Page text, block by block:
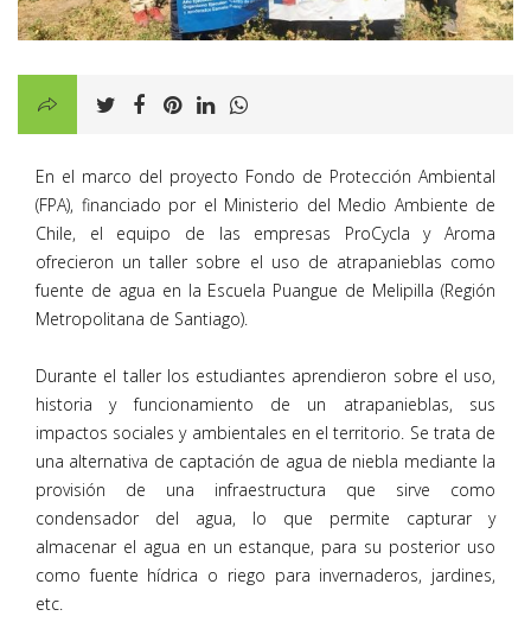
En el marco del proyecto Fondo de Protección Ambiental
(FPA), financiado por el Ministerio del Medio Ambiente de
Chile, el equipo de las empresas ProCycla y Aroma
ofrecieron un taller sobre el uso de atrapanieblas como
fuente de agua en la Escuela Puangue de Melipilla (Región
Metropolitana de Santiago).
Durante el taller los estudiantes aprendieron sobre el uso,
historia y funcionamiento de un atrapanieblas, sus
impactos sociales y ambientales en el territorio. Se trata de
una alternativa de captación de agua de niebla mediante la
provisión de una infraestructura que sirve como
condensador del agua, lo que permite capturar y
almacenar el agua en un estanque, para su posterior uso
como fuente hídrica o riego para invernaderos, jardines,
etc.